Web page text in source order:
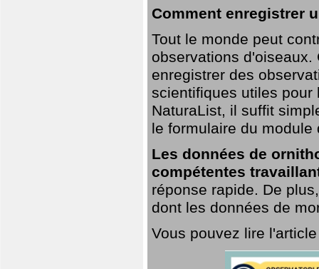
Comment enregistrer
Tout le monde peut
observations
enregistrer des
scientifiques utiles pour
NaturaList, il suffit
le formulaire du module
Les données de
compétentes
réponse rapide. De
dont les données de
Vous pouvez lire